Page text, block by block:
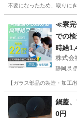
不要になったため、取りに
津島
≪寮完
での
時給
株式会
静岡県
【ガラス部品の製造・加工
静岡 伊東市 その他
鍋蓋
0円